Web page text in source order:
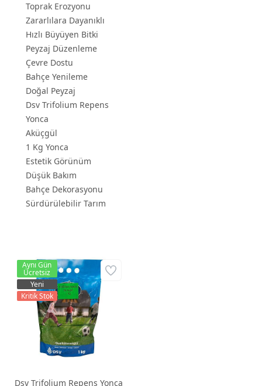
Toprak Erozyonu
Zararlılara Dayanıklı
Hızlı Büyüyen Bitki
Peyzaj Düzenleme
Çevre Dostu
Bahçe Yenileme
Doğal Peyzaj
Dsv Trifolium Repens
Yonca
Aküçgül
1 Kg Yonca
Estetik Görünüm
Düşük Bakım
Bahçe Dekorasyonu
Sürdürülebilir Tarım
Dsv Trifolium Repens Yonca
Aynı Gün
Ücretsiz
Yeni
Kritik Stok